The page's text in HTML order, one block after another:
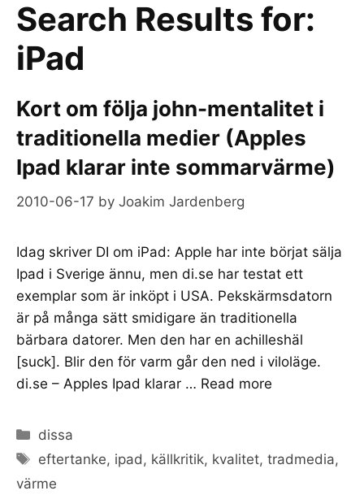
Search Results for:
iPad
Kort om följa john-mentalitet i
traditionella medier (Apples
Ipad klarar inte sommarvärme)
2010-06-17 by Joakim Jardenberg
Idag skriver DI om iPad: Apple har inte börjat sälja
Ipad i Sverige ännu, men di.se har testat ett
exemplar som är inköpt i USA. Pekskärmsdatorn
är på många sätt smidigare än traditionella
bärbara datorer. Men den har en achilleshäl
[suck]. Blir den för varm går den ned i viloläge.
di.se – Apples Ipad klarar … Read more
Categories
dissa
Tags
eftertanke, ipad , källkritik, kvalitet,tradmedia,
värme